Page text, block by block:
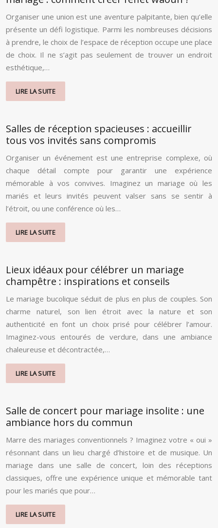
Organiser une union est une aventure palpitante, bien qu’elle
présente un défi logistique. Parmi les nombreuses décisions
à prendre, le choix de l’espace de réception occupe une place
de choix. Il ne s’agit pas seulement de trouver un endroit
esthétique,…
LIRE LA SUITE
Salles de réception spacieuses : accueillir
tous vos invités sans compromis
Organiser un événement est une entreprise complexe, où
chaque détail compte pour garantir une expérience
mémorable à vos convives. Imaginez un mariage où les
mariés et leurs invités peuvent valser sans se sentir à
l’étroit, ou une conférence où les…
LIRE LA SUITE
Lieux idéaux pour célébrer un mariage
champêtre : inspirations et conseils
Le mariage bucolique séduit de plus en plus de couples. Son
charme naturel, son lien étroit avec la nature et son
authenticité en font un choix prisé pour célébrer l’amour.
Imaginez-vous entourés de verdure, dans une ambiance
chaleureuse et décontractée,…
LIRE LA SUITE
Salle de concert pour mariage insolite : une
ambiance hors du commun
Marre des mariages conventionnels ? Imaginez votre « oui »
résonnant dans un lieu chargé d’histoire et de musique. Un
mariage dans une salle de concert, loin des réceptions
classiques, offre une expérience unique et mémorable tant
pour les mariés que pour…
LIRE LA SUITE